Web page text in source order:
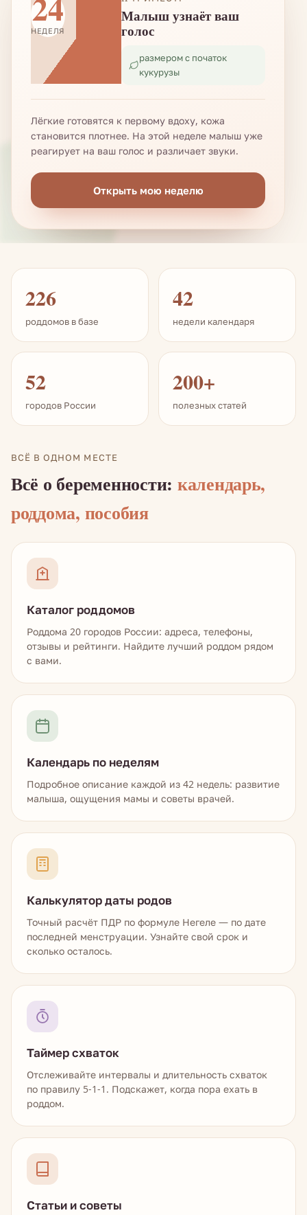
НЕДЕЛЯ
Малыш узнаёт ваш
голос
размером с початок
кукурузы
Лёгкие готовятся к первому вдоху, кожа
становится плотнее. На этой неделе малыш уже
реагирует на ваш голос и различает звуки.
Открыть мою неделю
226
роддомов в базе
42
недели календаря
52
городов России
200+
полезных статей
ВСЁ В ОДНОМ МЕСТЕ
Всё о беременности: календарь,
роддома, пособия
Каталог роддомов
Роддома 20 городов России: адреса, телефоны,
отзывы и рейтинги. Найдите лучший роддом рядом
с вами.
Календарь по неделям
Подробное описание каждой из 42 недель: развитие
малыша, ощущения мамы и советы врачей.
Калькулятор даты родов
Точный расчёт ПДР по формуле Негеле — по дате
последней менструации. Узнайте свой срок и
сколько осталось.
Таймер схваток
Отслеживайте интервалы и длительность схваток
по правилу 5-1-1. Подскажет, когда пора ехать в
роддом.
Статьи и советы